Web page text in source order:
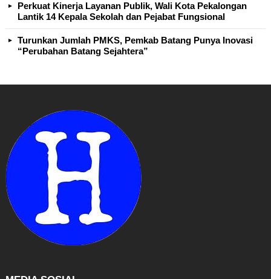
Perkuat Kinerja Layanan Publik, Wali Kota Pekalongan
Lantik 14 Kepala Sekolah dan Pejabat Fungsional
Turunkan Jumlah PMKS, Pemkab Batang Punya Inovasi
“Perubahan Batang Sejahtera”